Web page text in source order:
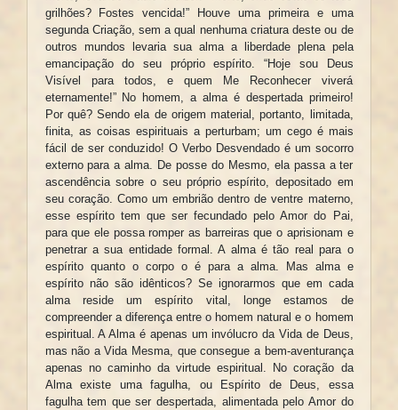
grilhões? Fostes vencida!” Houve uma primeira e uma
segunda Criação, sem a qual nenhuma criatura deste ou de
outros mundos levaria sua alma a liberdade plena pela
emancipação do seu próprio espírito. “Hoje sou Deus
Visível para todos, e quem Me Reconhecer viverá
eternamente!” No homem, a alma é despertada primeiro!
Por quê? Sendo ela de origem material, portanto, limitada,
finita, as coisas espirituais a perturbam; um cego é mais
fácil de ser conduzido! O Verbo Desvendado é um socorro
externo para a alma. De posse do Mesmo, ela passa a ter
ascendência sobre o seu próprio espírito, depositado em
seu coração. Como um embrião dentro de ventre materno,
esse espírito tem que ser fecundado pelo Amor do Pai,
para que ele possa romper as barreiras que o aprisionam e
penetrar a sua entidade formal. A alma é tão real para o
espírito quanto o corpo o é para a alma. Mas alma e
espírito não são idênticos? Se ignorarmos que em cada
alma reside um espírito vital, longe estamos de
compreender a diferença entre o homem natural e o homem
espiritual. A Alma é apenas um invólucro da Vida de Deus,
mas não a Vida Mesma, que consegue a bem-aventurança
apenas no caminho da virtude espiritual. No coração da
Alma existe uma fagulha, ou Espírito de Deus, essa
fagulha tem que ser despertada, alimentada pelo Amor do